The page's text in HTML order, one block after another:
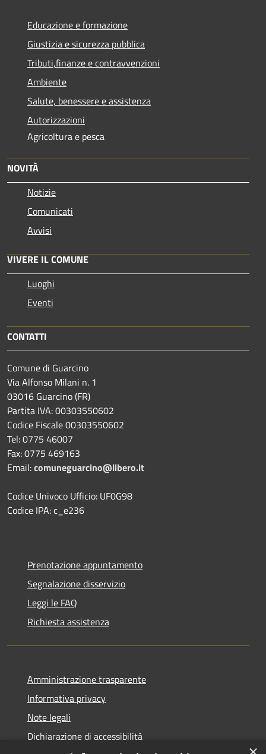
Educazione e formazione
Giustizia e sicurezza pubblica
Tributi,finanze e contravvenzioni
Ambiente
Salute, benessere e assistenza
Autorizzazioni
Agricoltura e pesca
NOVITÀ
Notizie
Comunicati
Avvisi
VIVERE IL COMUNE
Luoghi
Eventi
CONTATTI
Comune di Guarcino
Via Alfonso Milani n. 1
03016 Guarcino (FR)
Partita IVA: 00303550602
Codice Fiscale 00303550602
Tel: 0775 46007
Fax: 0775 469163
Email:comuneguarcino@libero.it
Codice Univoco Ufficio: UF0G98
Codice IPA: c_e236
Prenotazione appuntamento
Segnalazione disservizio
Leggi le FAQ
Richiesta assistenza
Amministrazione trasparente
Informativa privacy
Note legali
Dichiarazione di accessibilità